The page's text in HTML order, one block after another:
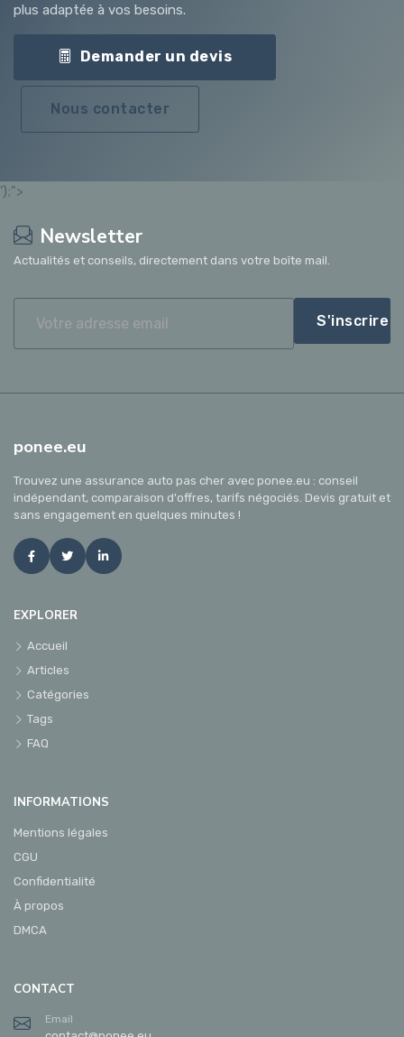
plus adaptée à vos besoins.
Demander un devis
Nous contacter
');">
Newsletter
Actualités et conseils, directement dans votre boîte mail.
S'inscrire
ponee.eu
Trouvez une assurance auto pas cher avec ponee.eu : conseil
indépendant, comparaison d'offres, tarifs négociés. Devis gratuit et
sans engagement en quelques minutes !
EXPLORER
Accueil
Articles
Catégories
Tags
FAQ
INFORMATIONS
Mentions légales
CGU
Confidentialité
À propos
DMCA
CONTACT
Email